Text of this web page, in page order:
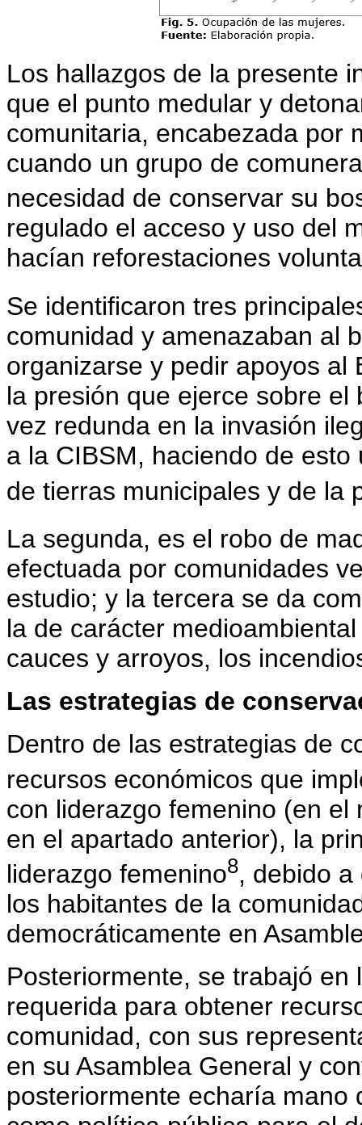
Los hallazgos de la presente
que el punto medular y
comunitaria, encabezada por
cuando un grupo de
necesidad de conservar su
regulado el acceso y uso del
hacían reforestaciones
Se identificaron tres
comunidad y amenazaban al
organizarse y pedir apoyos al
la presión que ejerce sobre
vez redunda en la invasión
a la CIBSM, haciendo de
de tierras municipales y de la
La segunda, es el robo de
efectuada por comunidades
estudio; y la tercera se da
la de carácter
cauces y arroyos, los
Las estrategias de
Dentro de las estrategias de
recursos económicos que
con liderazgo femenino (en
en el apartado anterior), la
liderazgo femenino8, debido
los habitantes de la
democráticamente en
Posteriormente, se trabajó
requerida para obtener
comunidad, con sus
en su Asamblea General y
posteriormente echaría